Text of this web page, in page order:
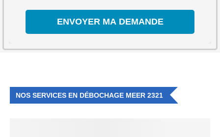
NOS SERVICES EN DÉBOCHAGE MEER 2321